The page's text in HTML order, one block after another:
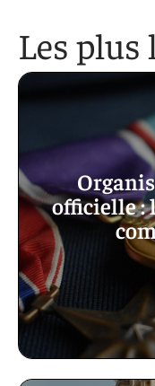
Les plus
officielle :